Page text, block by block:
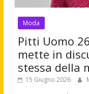
Moda
Pitti Uomo
mette in
stessa della
15 Giugno 2026